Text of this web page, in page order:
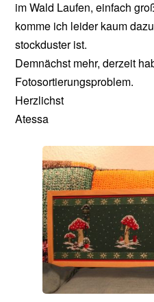
im Wald Laufen, einfach
komme ich leider kaum
stockduster ist.
Demnächst mehr, derzeit
Fotosortierungsproblem.
Herzlichst
Atessa